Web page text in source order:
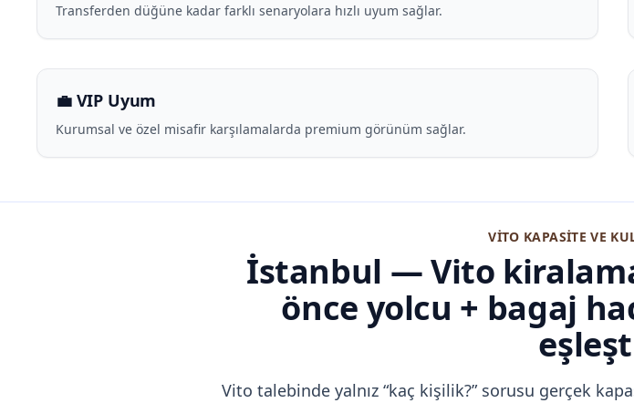
Transferden düğüne kadar farklı senaryolara hızlı uyum sağlar.
💼 VIP Uyum
Kurumsal ve özel misafir karşılamalarda premium görünüm sağlar.
VITO KAPASITE VE
İstanbul — Vito
önce yolcu + bagaj
Vito talebinde yalnız “kaç kişilik?” sorusu gerçek